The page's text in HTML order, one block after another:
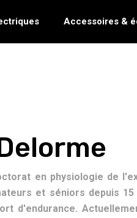
Accessoires &
en physiologie de
et séniors depuis
d'endurance.